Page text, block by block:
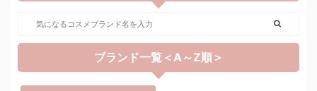
ブランド一覧＜A～Z順＞